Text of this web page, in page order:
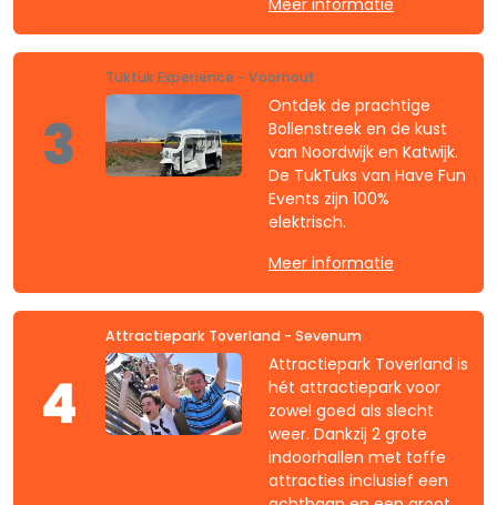
Meer informatie
3
Tuktuk Experience - Voorhout
Ontdek de prachtige
Bollenstreek en de kust
van Noordwijk en Katwijk.
De TukTuks van Have Fun
Events zijn 100%
elektrisch.
Meer informatie
4
Attractiepark Toverland - Sevenum
Attractiepark Toverland is
hét attractiepark voor
zowel goed als slecht
weer. Dankzij 2 grote
indoorhallen met toffe
attracties inclusief een